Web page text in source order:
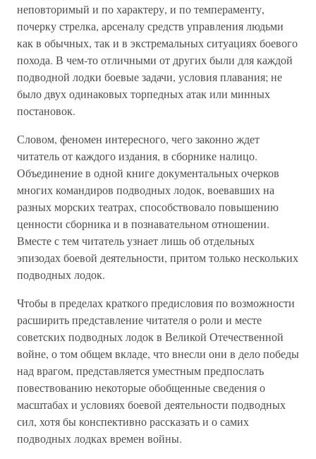
неповторимый и по характеру, и по темпераменту,
почерку стрелка, арсеналу средств управления людьми
как в обычных, так и в экстремальных ситуациях боевого
похода. В чем-то отличными от других были для каждой
подводной лодки боевые задачи, условия плавания; не
было двух одинаковых торпедных атак или минных
постановок.
Словом, феномен интересного, чего законно ждет
читатель от каждого издания, в сборнике налицо.
Объединение в одной книге документальных очерков
многих командиров подводных лодок, воевавших на
разных морских театрах, способствовало повышению
ценности сборника и в познавательном отношении.
Вместе с тем читатель узнает лишь об отдельных
эпизодах боевой деятельности, притом только нескольких
подводных лодок.
Чтобы в пределах краткого предисловия по возможности
расширить представление читателя о роли и месте
советских подводных лодок в Великой Отечественной
войне, о том общем вкладе, что внесли они в дело победы
над врагом, представляется уместным предпослать
повествованию некоторые обобщенные сведения о
масштабах и условиях боевой деятельности подводных
сил, хотя бы конспективно рассказать и о самих
подводных лодках времен войны.